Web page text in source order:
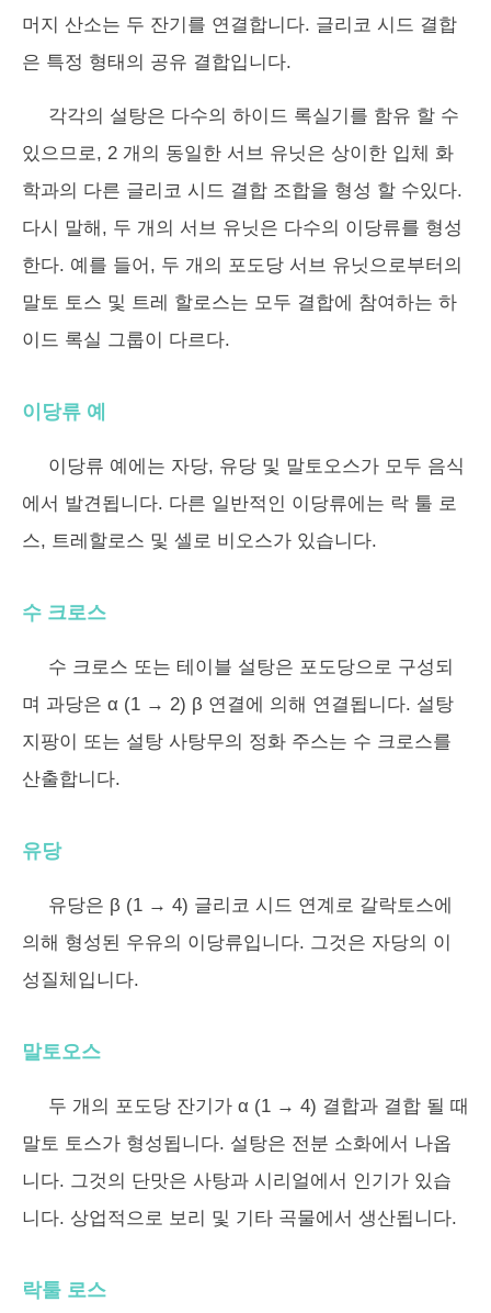
머지 산소는 두 잔기를 연결합니다. 글리코 시드 결합
은 특정 형태의 공유 결합입니다.
각각의 설탕은 다수의 하이드 록실기를 함유 할 수
있으므로, 2 개의 동일한 서브 유닛은 상이한 입체 화
학과의 다른 글리코 시드 결합 조합을 형성 할 수있다.
다시 말해, 두 개의 서브 유닛은 다수의 이당류를 형성
한다. 예를 들어, 두 개의 포도당 서브 유닛으로부터의
말토 토스 및 트레 할로스는 모두 결합에 참여하는 하
이드 록실 그룹이 다르다.
이당류 예
이당류 예에는 자당, 유당 및 말토오스가 모두 음식
에서 발견됩니다. 다른 일반적인 이당류에는 락 툴 로
스, 트레할로스 및 셀로 비오스가 있습니다.
수 크로스
수 크로스 또는 테이블 설탕은 포도당으로 구성되
며 과당은 α (1 → 2) β 연결에 의해 연결됩니다. 설탕
지팡이 또는 설탕 사탕무의 정화 주스는 수 크로스를
산출합니다.
유당
유당은 β (1 → 4) 글리코 시드 연계로 갈락토스에
의해 형성된 우유의 이당류입니다. 그것은 자당의 이
성질체입니다.
말토오스
두 개의 포도당 잔기가 α (1 → 4) 결합과 결합 될 때
말토 토스가 형성됩니다. 설탕은 전분 소화에서 나옵
니다. 그것의 단맛은 사탕과 시리얼에서 인기가 있습
니다. 상업적으로 보리 및 기타 곡물에서 생산됩니다.
락툴 로스